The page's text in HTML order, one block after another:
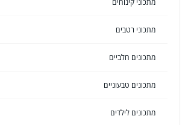
מתכוני קינוחים
מתכוני רטבים
מתכונים חלביים
מתכונים טבעוניים
מתכונים לילדים